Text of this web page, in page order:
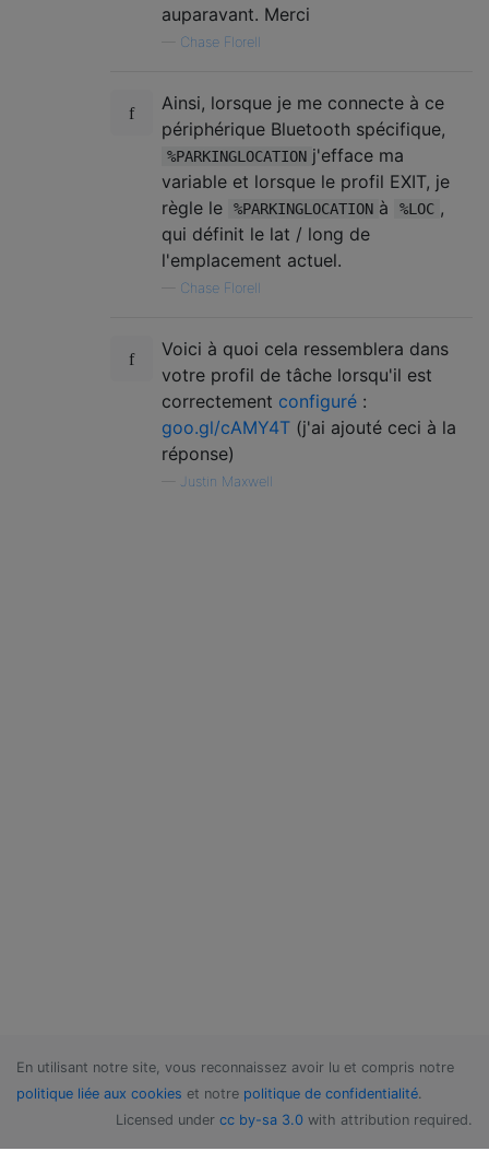
auparavant. Merci
Chase Florell
Ainsi, lorsque je me connecte à ce
périphérique Bluetooth spécifique,
%PARKINGLOCATION j'efface ma
variable et lorsque le profil EXIT, je
règle le
%PARKINGLOCATION à %LOC ,
qui définit le lat / long de
l'emplacement actuel.
Chase Florell
Voici à quoi cela ressemblera dans
votre profil de tâche lorsqu'il est
correctement configuré :
goo.gl/cAMY4T (j'ai ajouté ceci à la
réponse)
Justin Maxwell
En utilisant notre site, vous reconnaissez avoir lu et compris notre
politique liée aux cookies et notre politique de confidentialité.
Licensed under cc by-sa 3.0 with attribution required.